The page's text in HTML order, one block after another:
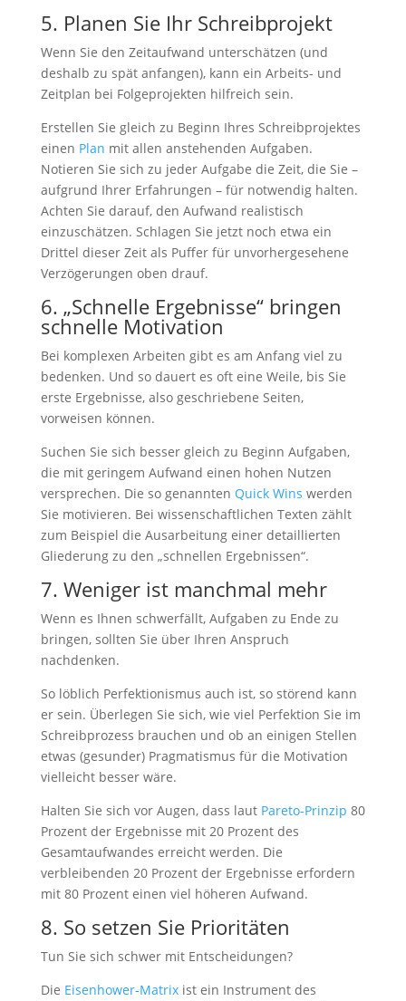
5. Planen Sie Ihr Schreibprojekt
Wenn Sie den Zeitaufwand unterschätzen (und
deshalb zu spät anfangen), kann ein Arbeits- und
Zeitplan bei Folgeprojekten hilfreich sein.
Erstellen Sie gleich zu Beginn Ihres Schreibprojektes
einen Plan mit allen anstehenden Aufgaben.
Notieren Sie sich zu jeder Aufgabe die Zeit, die Sie –
aufgrund Ihrer Erfahrungen – für notwendig halten.
Achten Sie darauf, den Aufwand realistisch
einzuschätzen. Schlagen Sie jetzt noch etwa ein
Drittel dieser Zeit als Puffer für unvorhergesehene
Verzögerungen oben drauf.
6. „Schnelle Ergebnisse“ bringen
schnelle Motivation
Bei komplexen Arbeiten gibt es am Anfang viel zu
bedenken. Und so dauert es oft eine Weile, bis Sie
erste Ergebnisse, also geschriebene Seiten,
vorweisen können.
Suchen Sie sich besser gleich zu Beginn Aufgaben,
die mit geringem Aufwand einen hohen Nutzen
versprechen. Die so genannten Quick Wins werden
Sie motivieren. Bei wissenschaftlichen Texten zählt
zum Beispiel die Ausarbeitung einer detaillierten
Gliederung zu den „schnellen Ergebnissen“.
7. Weniger ist manchmal mehr
Wenn es Ihnen schwerfällt, Aufgaben zu Ende zu
bringen, sollten Sie über Ihren Anspruch
nachdenken.
So löblich Perfektionismus auch ist, so störend kann
er sein. Überlegen Sie sich, wie viel Perfektion Sie im
Schreibprozess brauchen und ob an einigen Stellen
etwas (gesunder) Pragmatismus für die Motivation
vielleicht besser wäre.
Halten Sie sich vor Augen, dass laut Pareto-Prinzip 80
Prozent der Ergebnisse mit 20 Prozent des
Gesamtaufwandes erreicht werden. Die
verbleibenden 20 Prozent der Ergebnisse erfordern
mit 80 Prozent einen viel höheren Aufwand.
8. So setzen Sie Prioritäten
Tun Sie sich schwer mit Entscheidungen?
Die Eisenhower-Matrixist ein Instrument des